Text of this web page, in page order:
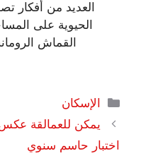
العديد من أفكار
الحيوية على
القماش
التصنيفات
الإسكان
يمكن للعمالقة عكس
اختبار حاسم سنوي